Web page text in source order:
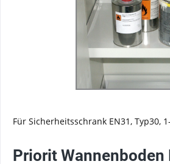
Für Sicherheitsschrank EN31, Typ30,
Priorit Wannenboden